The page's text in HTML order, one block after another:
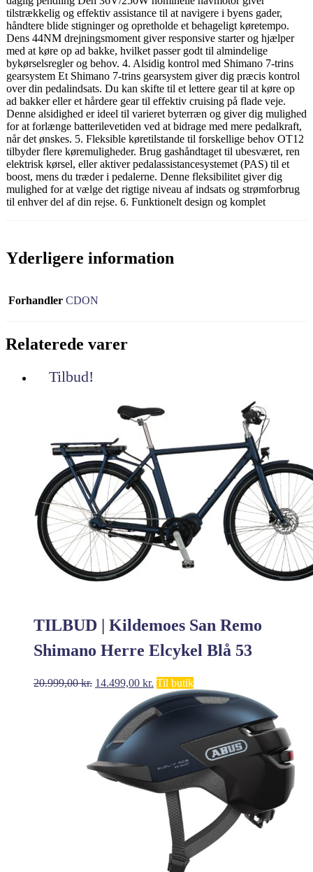
tilstrækkelig og effektiv assistance til at navigere i byens gader,
håndtere blide stigninger og opretholde et behageligt køretempo.
Dens 44NM drejningsmoment giver responsive starter og hjælper
med at køre op ad bakke, hvilket passer godt til almindelige
bykørselsregler og behov. 4. Alsidig kontrol med Shimano 7-trins
gearsystem Et Shimano 7-trins gearsystem giver dig præcis kontrol
over din pedalindsats. Du kan skifte til et lettere gear til at køre op
ad bakker eller et hårdere gear til effektiv cruising på flade veje.
Denne alsidighed er ideel til varieret byterræn og giver dig mulighed
for at forlænge batterilevetiden ved at bidrage med mere pedalkraft,
når det ønskes. 5. Fleksible køretilstande til forskellige behov OT12
tilbyder flere køremuligheder. Brug gashåndtaget til ubesværet, ren
elektrisk kørsel, eller aktiver pedalassistancesystemet (PAS) til et
boost, mens du træder i pedalerne. Denne fleksibilitet giver dig
mulighed for at vælge det rigtige niveau af indsats og strømforbrug
til enhver del af din rejse. 6. Funktionelt design og komplet
Yderligere information
Forhandler CDON
Relaterede varer
Tilbud!
TILBUD | Kildemoes San Remo
Shimano Herre Elcykel Blå 53
20.999,00kr. Den
20.999,00 kr..
14.499,00 kr. Den
aktuelle
pris
er:
14.499,00 kr..
Til butik